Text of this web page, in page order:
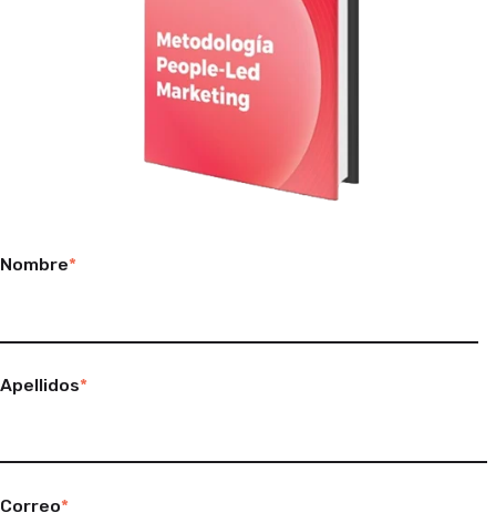
Nombre*
Apellidos*
Correo*